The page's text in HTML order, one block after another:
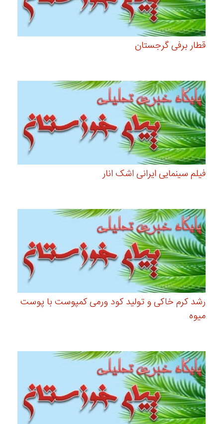
قطار برفی گرجستان
فیلم سینمایی ایرانی اشک انار
رشد کرم خاکی و تولید کود ورمی کمپوست با پوست
میوه